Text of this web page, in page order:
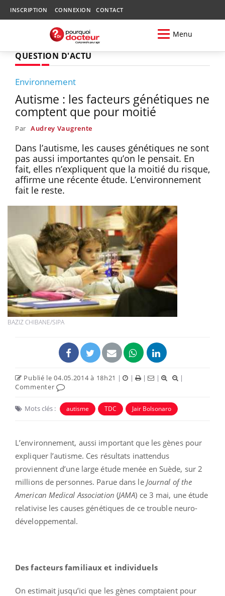
INSCRIPTION CONNEXION CONTACT
Menu
QUESTION D'ACTU
Environnement
Autisme : les facteurs génétiques ne
comptent que pour moitié
Par Audrey Vaugrente
Dans l’autisme, les causes génétiques ne sont
pas aussi importantes qu’on le pensait. En
fait, elles n’expliquent que la moitié du risque,
affirme une récente étude. L’environnement
fait le reste.
BAZIZ CHIBANE/SIPA
Publié le 04.05.2014 à 18h21 | | | |
|
Commenter
Mots clés : autisme TDC Jair Bolsonaro
L’environnement, aussi important que les gènes pour
expliquer l’autisme. Ces résultats inattendus
proviennent d’une large étude menée en Suède, sur 2
millions de personnes. Parue dans le Journal of the
American Medical Association (JAMA) ce 3 mai, une étude
relativise les causes génétiques de ce trouble neuro-
développemental.
Des facteurs familiaux et individuels
On estimait jusqu’ici que les gènes comptaient pour